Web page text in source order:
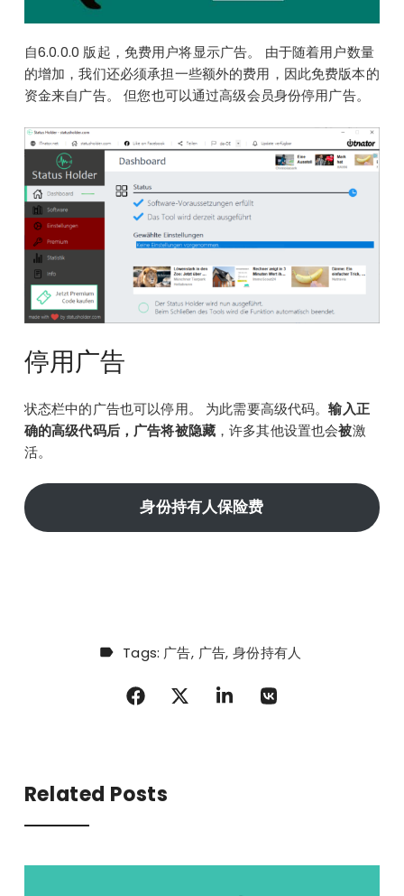
自6.0.0.0 版起 ，免费用户将显示广告。 由于随着用户数量
的增加，我们还必须承担一些额外的费用，因此免费版本的
资金来自广告。 但您也可以通过高级会员身份停用广告。
停用广告
状态栏中的广告也可以停用。 为此需要高级代码。输入正
确的高级代码后，广告将被隐藏，许多其他设置也会被激
活。
身份持有人保险费
Tags: 广告 广告 身份持有人
Related Posts